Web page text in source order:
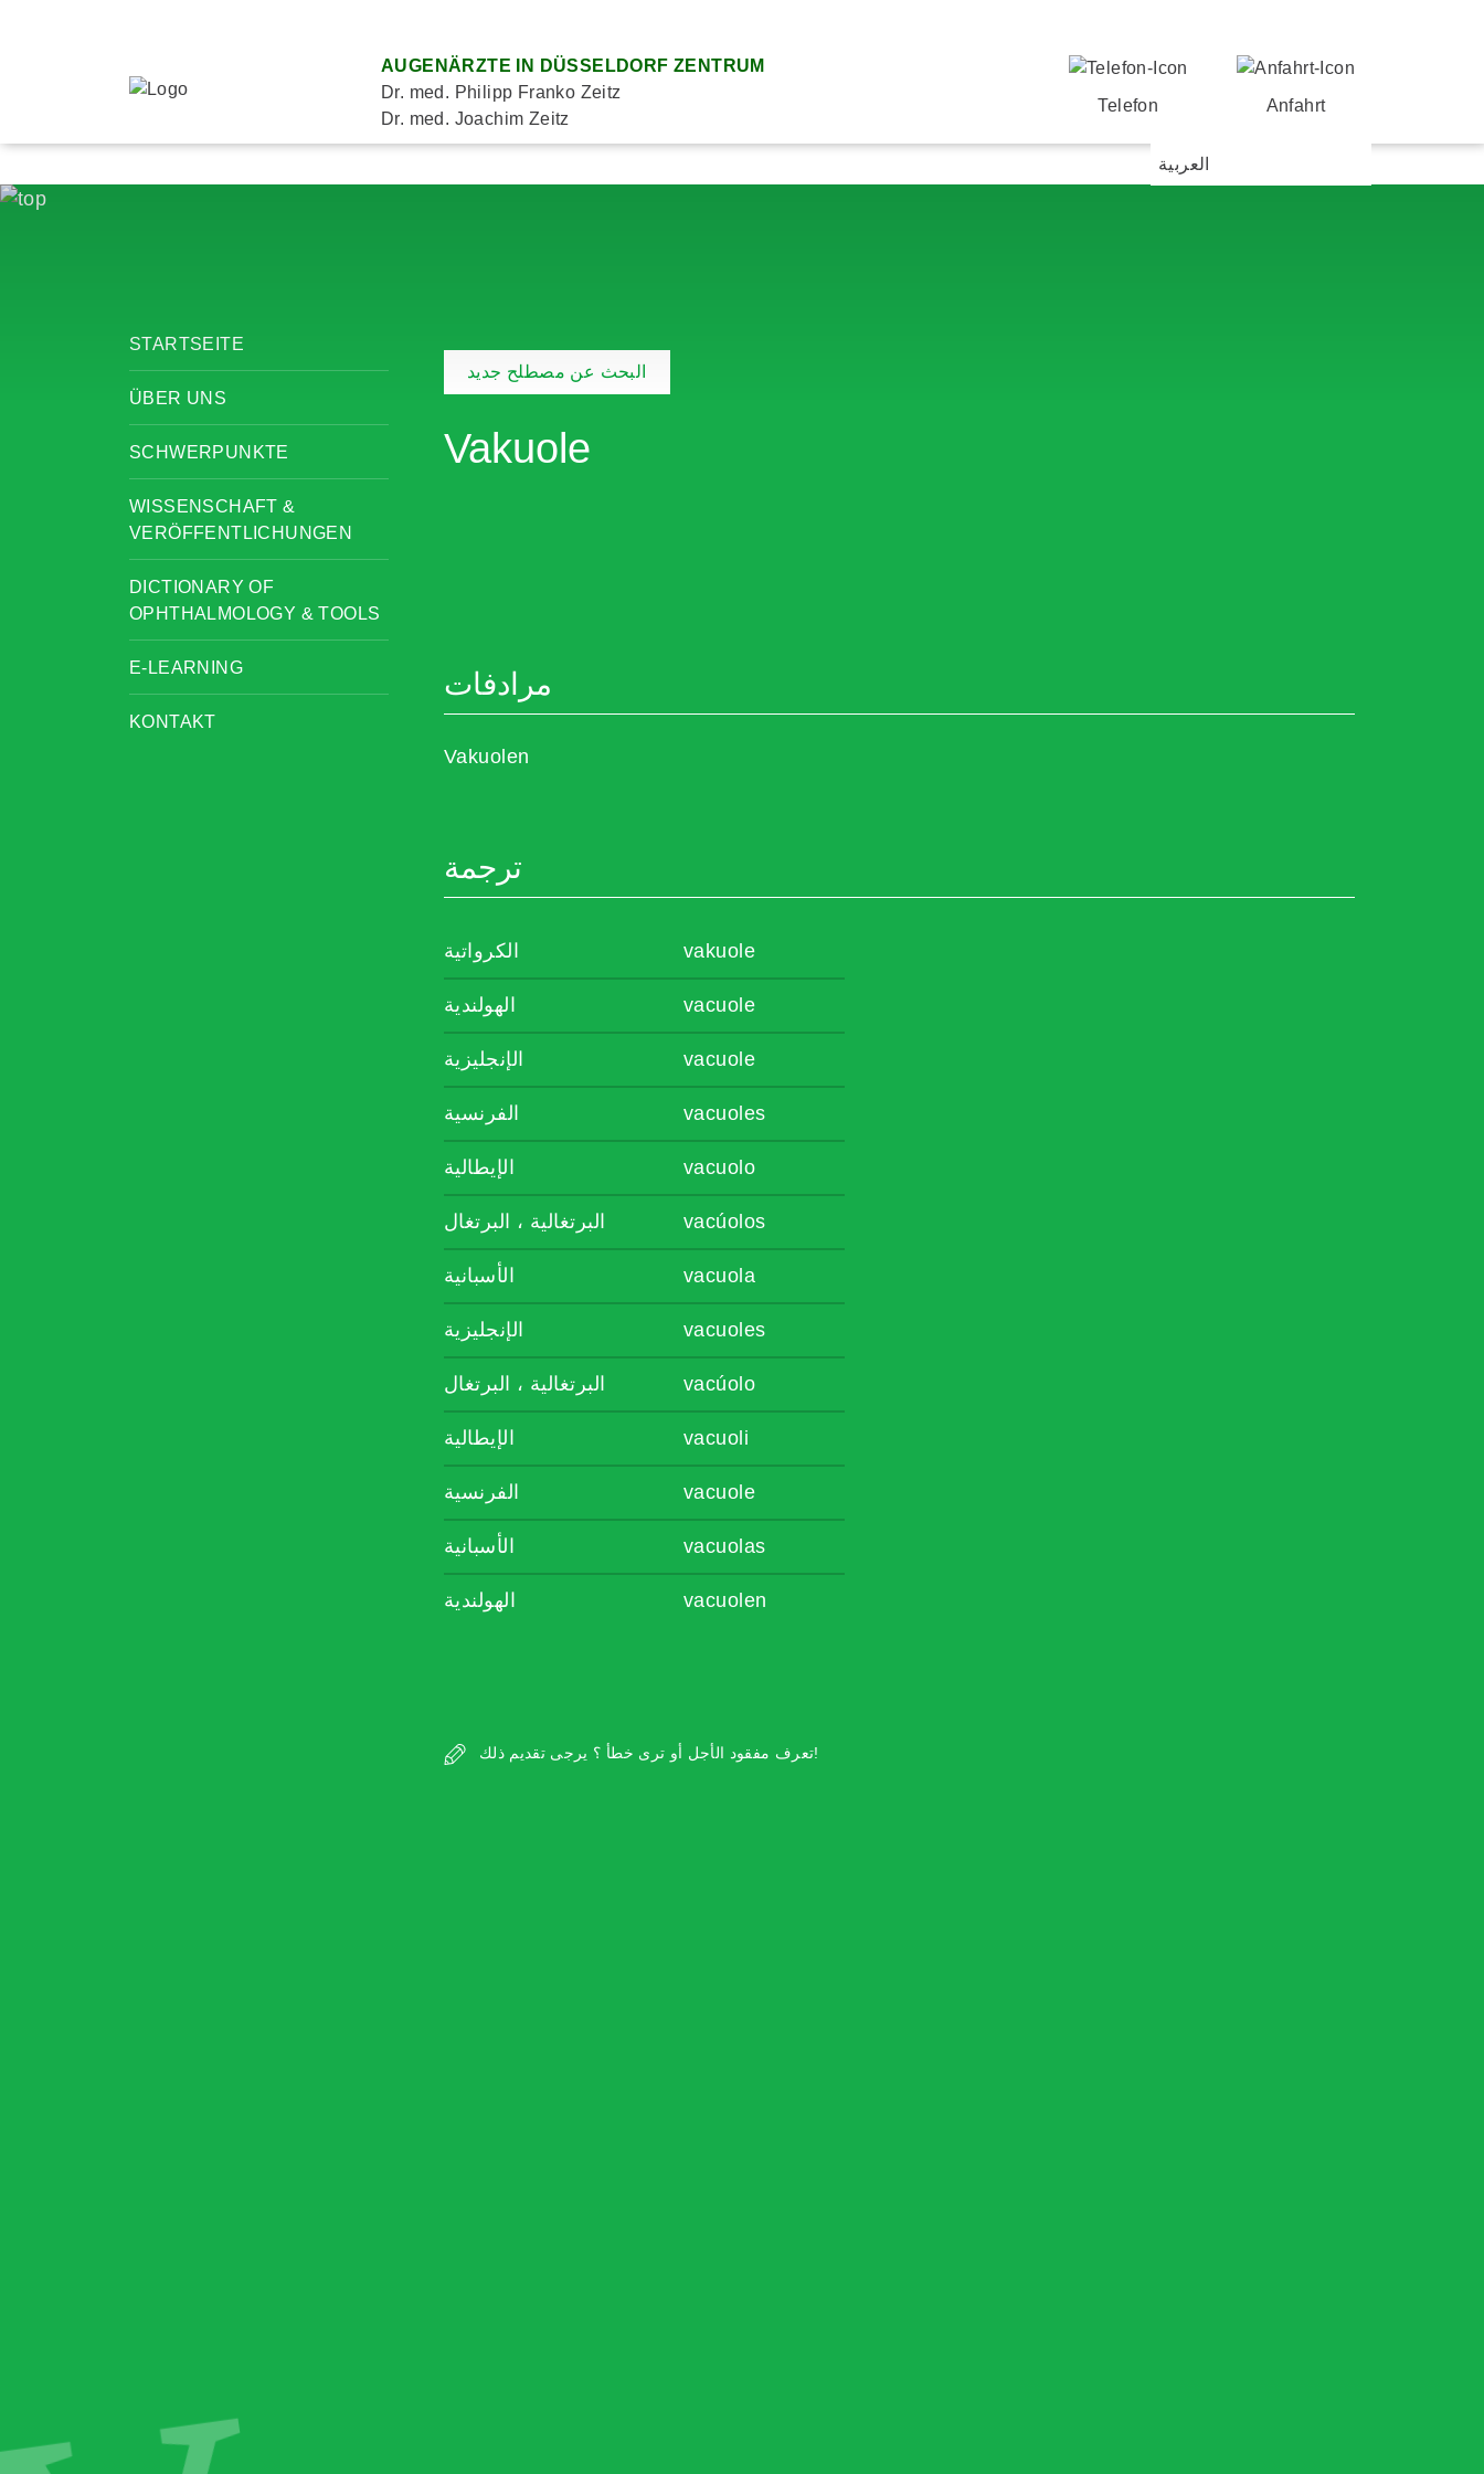
AUGENÄRZTE IN DÜSSELDORF ZENTRUM
Dr. med. Philipp Franko Zeitz
Dr. med. Joachim Zeitz
Telefon Anfahrt
العربية
STARTSEITE
ÜBER UNS
SCHWERPUNKTE
WISSENSCHAFT &
VERÖFFENTLICHUNGEN
DICTIONARY OF
OPHTHALMOLOGY & TOOLS
E-LEARNING
KONTAKT
البحث عن مصطلح جديد
Vakuole
مرادفات
Vakuolen
ترجمة
الكرواتية vakuole
الهولندية vacuole
الإنجليزية vacuole
الفرنسية vacuoles
الإيطالية vacuolo
البرتغالية ، البرتغال vacúolos
الأسبانية vacuola
الإنجليزية vacuoles
البرتغالية ، البرتغال vacúolo
الإيطالية vacuoli
الفرنسية vacuole
الأسبانية vacuolas
الهولندية vacuolen
تعرف مفقود الأجل أو ترى خطأ ؟ يرجى تقديم ذلك!